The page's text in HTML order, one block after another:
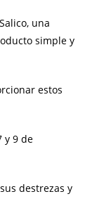
una
simple y
estos
y 9 de
destrezas y